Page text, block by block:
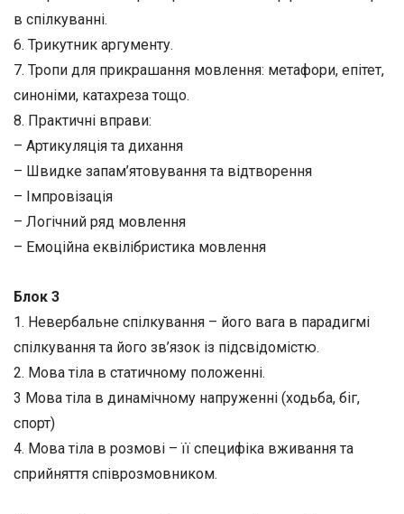
в спілкуванні.
6. Трикутник аргументу.
7. Тропи для прикрашання мовлення: метафори, епітет,
синоніми, катахреза тощо.
8. Практичні вправи:
– Артикуляція та дихання
– Швидке запам’ятовування та відтворення
– Імпровізація
– Логічний ряд мовлення
– Емоційна еквілібристика мовлення
Блок 3
1. Невербальне спілкування – його вага в парадигмі
спілкування та його зв’язок із підсвідомістю.
2. Мова тіла в статичному положенні.
3 Мова тіла в динамічному напруженні (ходьба, біг,
спорт)
4. Мова тіла в розмові – її специфіка вживання та
сприйняття співрозмовником.